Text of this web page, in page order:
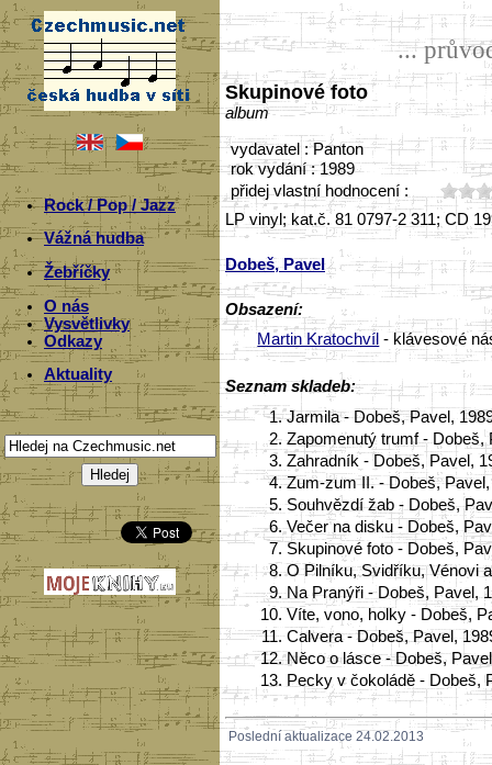
Rock / Pop / Jazz
Vážná hudba
Žebříčky
O nás
Vysvětlivky
Odkazy
Aktuality
...
Skupinové foto
album
vydavatel : Panton
rok vydání : 1989
přidej vlastní hodnocení :
LP vinyl; kat.č. 81 0797-2 311; CD
Dobeš, Pavel
Obsazení:
Martin Kratochvíl - klávesové
Seznam skladeb:
1. Jarmila - Dobeš, Pavel,
2. Zapomenutý trumf - Dobeš,
3. Zahradník - Dobeš, Pavel,
4. Zum-zum II. - Dobeš,
5. Souhvězdí žab - Dobeš,
6. Večer na disku - Dobeš,
7. Skupinové foto - Dobeš,
8. O Pilníku, Svidříku, Vénovi
9. Na Pranýři - Dobeš, Pavel,
10. Víte, vono, holky - Dobeš,
11. Calvera - Dobeš, Pavel,
12. Něco o lásce - Dobeš,
13. Pecky v čokoládě - Dobeš,
Poslední aktualizace 24.02.2013